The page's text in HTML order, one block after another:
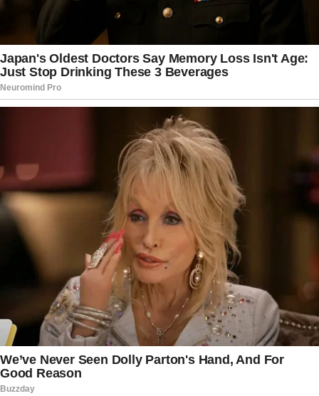
administração estadual evite novos atritos
institucionais até que o STF conclua a análise
definitiva sobre a sucessão.
O caso também chama atenção porque envolve
uma disputa pouco comum entre diferentes
poderes estaduais. De um lado, a Assembleia
Legislativa sustenta que o comando interino
deveria seguir critérios políticos ligados à
sucessão institucional. De outro, o entendimento
do Supremo aponta para uma solução
temporária conduzida pelo Judiciário,
considerada mais adequada diante do cenário
Especialistas em direito constitucional observam
que situações desse tipo costumam exigir
cautela do STF justamente para evitar